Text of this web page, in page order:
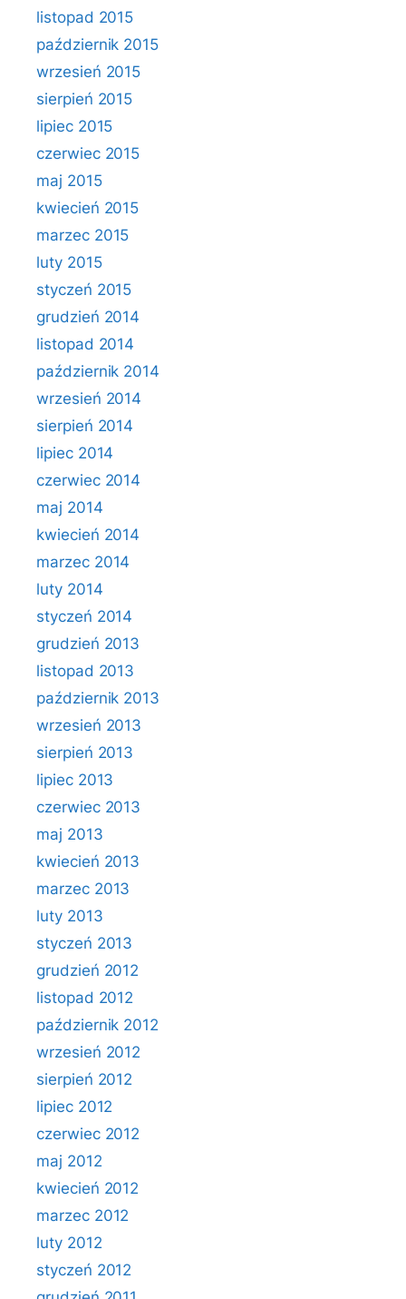
listopad 2015
październik 2015
wrzesień 2015
sierpień 2015
lipiec 2015
czerwiec 2015
maj 2015
kwiecień 2015
marzec 2015
luty 2015
styczeń 2015
grudzień 2014
listopad 2014
październik 2014
wrzesień 2014
sierpień 2014
lipiec 2014
czerwiec 2014
maj 2014
kwiecień 2014
marzec 2014
luty 2014
styczeń 2014
grudzień 2013
listopad 2013
październik 2013
wrzesień 2013
sierpień 2013
lipiec 2013
czerwiec 2013
maj 2013
kwiecień 2013
marzec 2013
luty 2013
styczeń 2013
grudzień 2012
listopad 2012
październik 2012
wrzesień 2012
sierpień 2012
lipiec 2012
czerwiec 2012
maj 2012
kwiecień 2012
marzec 2012
luty 2012
styczeń 2012